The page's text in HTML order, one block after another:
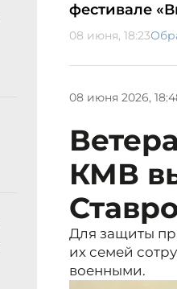
фестивале
08 июня, 18:23
08 июня 2026,
КМВ
Для защиты
их семей
военными.